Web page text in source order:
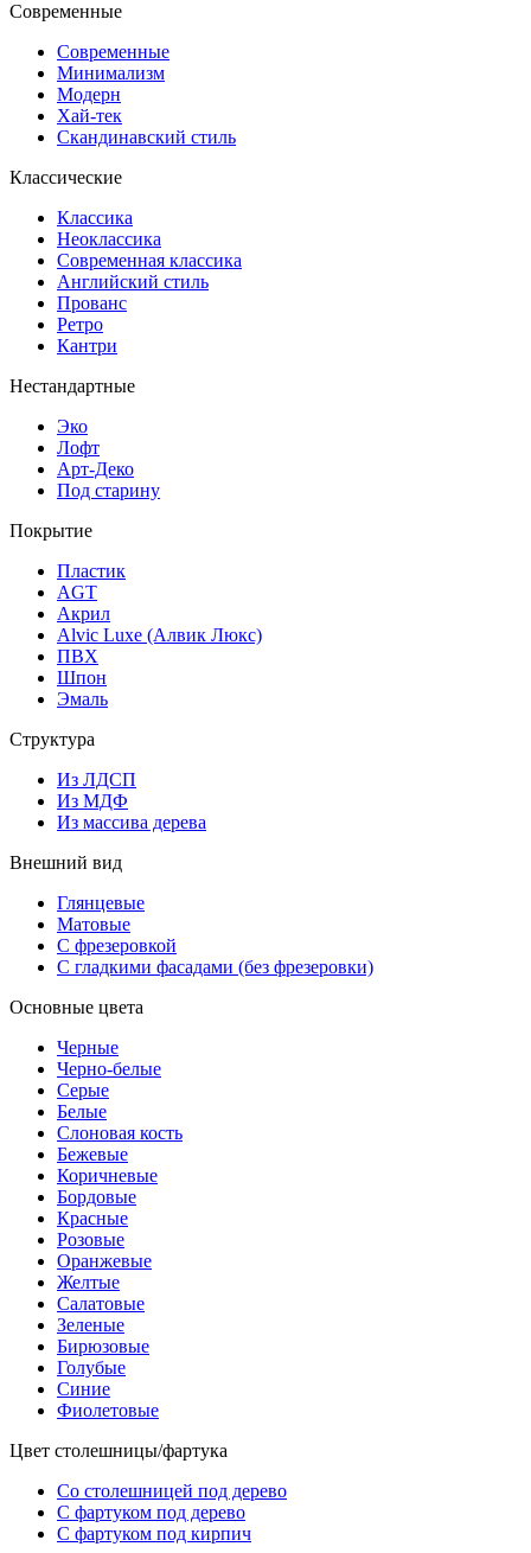
Современные
Современные
Минимализм
Модерн
Хай-тек
Скандинавский стиль
Классические
Классика
Неоклассика
Современная классика
Английский стиль
Прованс
Ретро
Кантри
Нестандартные
Эко
Лофт
Арт-Деко
Под старину
Покрытие
Пластик
AGT
Акрил
Alvic Luxe (Алвик Люкс)
ПВХ
Шпон
Эмаль
Структура
Из ЛДСП
Из МДФ
Из массива дерева
Внешний вид
Глянцевые
Матовые
С фрезеровкой
С гладкими фасадами (без фрезеровки)
Основные цвета
Черные
Черно-белые
Серые
Белые
Слоновая кость
Бежевые
Коричневые
Бордовые
Красные
Розовые
Оранжевые
Желтые
Салатовые
Зеленые
Бирюзовые
Голубые
Синие
Фиолетовые
Цвет столешницы/фартука
Со столешницей под дерево
С фартуком под дерево
С фартуком под кирпич